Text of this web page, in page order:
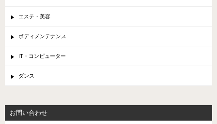
エステ・美容
ボディメンテナンス
IT・コンピューター
ダンス
お問い合わせ